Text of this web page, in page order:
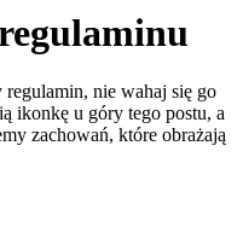
regulamin, nie wahaj się go
ikonkę u góry tego postu, a
zachowań, które obrażają